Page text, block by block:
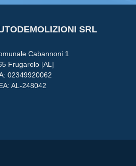
SRL
Cabannoni 1
Frugarolo [AL]
02349920062
AL-248042